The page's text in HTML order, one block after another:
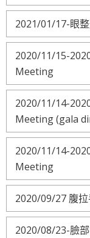
2021/01/17-眼
2020/11/15-
Meeting
2020/11/14-
Meeting (gala
2020/11/14-
Meeting
2020/09/27 腹
2020/08/23-臉